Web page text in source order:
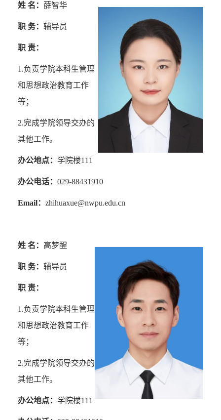
姓 名： 薛智华
职 务： 辅导员
职 责：
1.负责学院本科生管理
和思想政治教育工作
等；
2.完成学院领导交办的
其他工作。
办公地点： 学院楼111
办公电话： 029-88431910
Email： zhihuaxue@nwpu.edu.cn
姓 名： 高梦醒
职 务： 辅导员
职 责：
1.负责学院本科生管理
和思想政治教育工作
等；
2.完成学院领导交办的
其他工作。
办公地点： 学院楼111